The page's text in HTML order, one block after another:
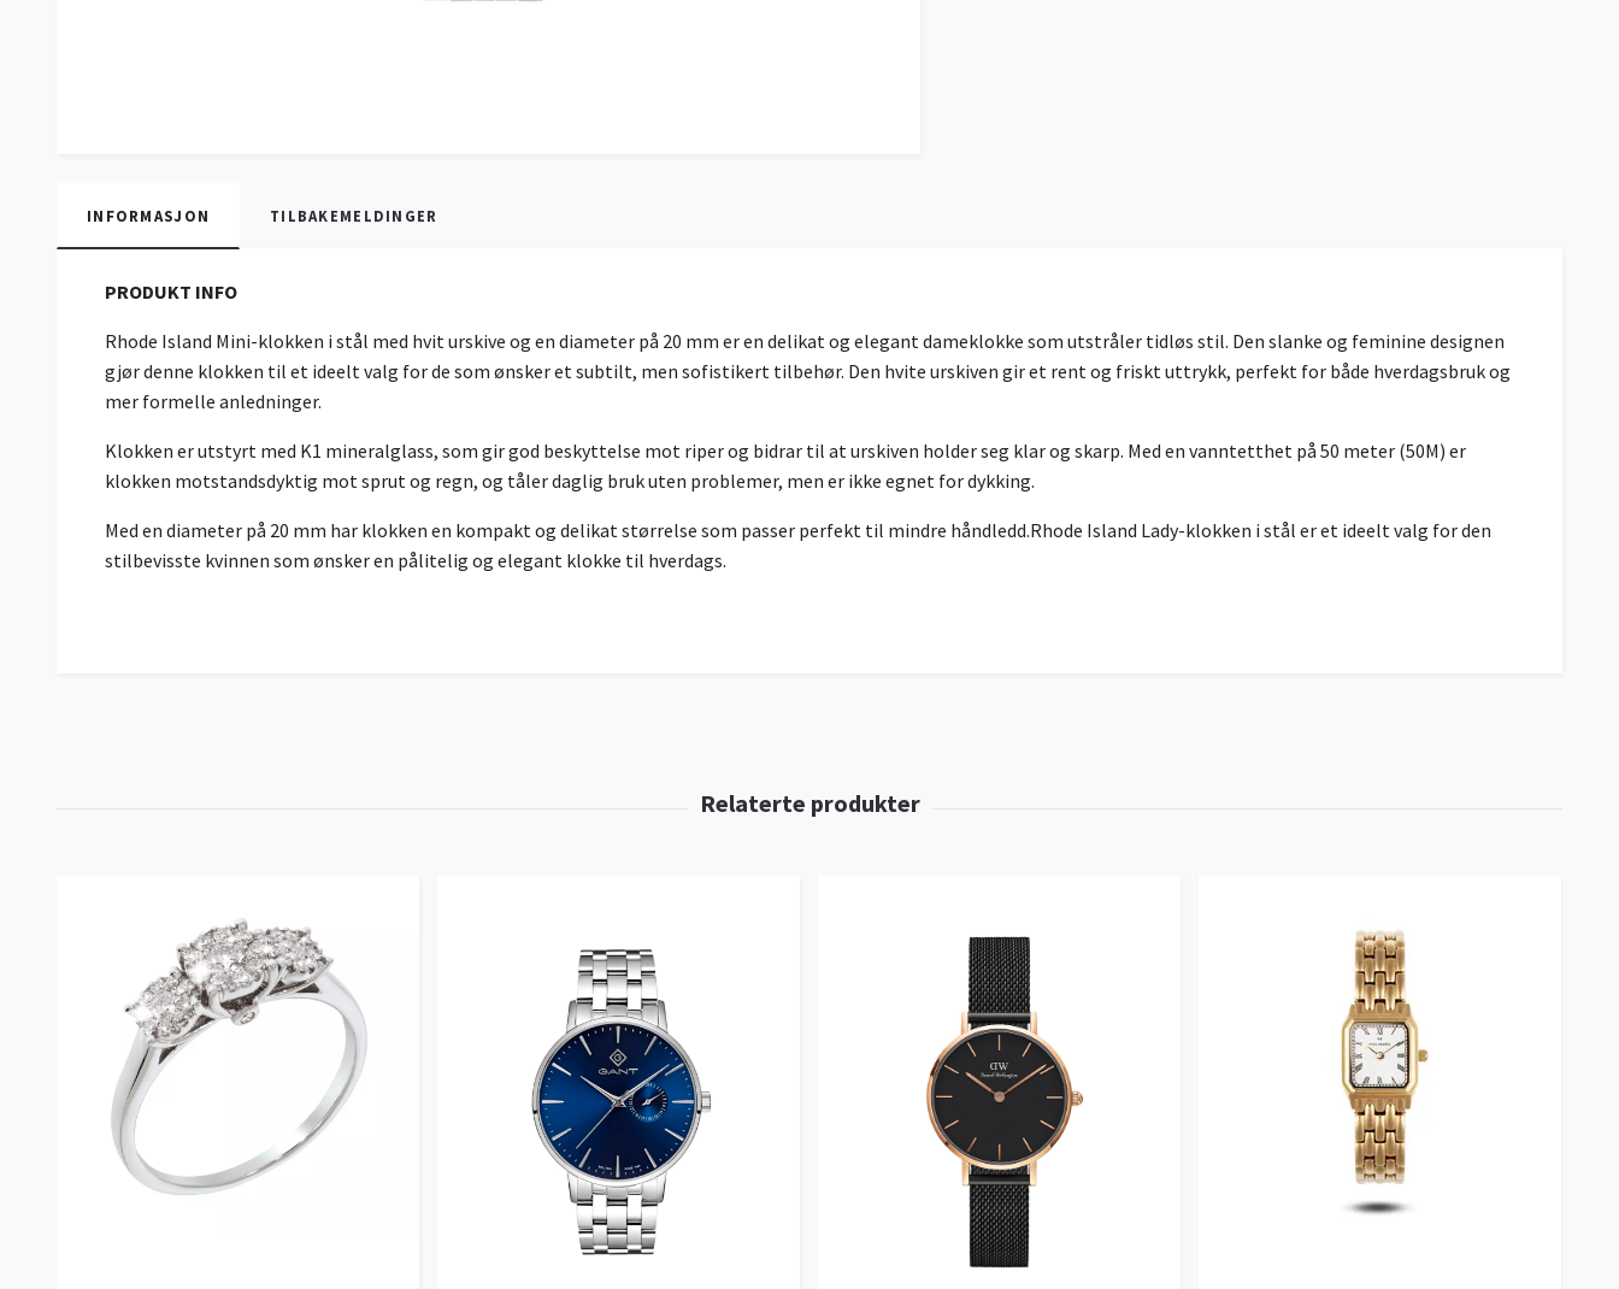
INFORMASJON TILBAKEMELDINGER
PRODUKT INFO
Rhode Island Mini-klokken i stål med hvit urskive og en diameter på 20 mm er en delikat og elegant dameklokke som utstråler tidløs stil. Den slanke og feminine designen
gjør denne klokken til et ideelt valg for de som ønsker et subtilt, men sofistikert tilbehør. Den hvite urskiven gir et rent og friskt uttrykk, perfekt for både hverdagsbruk og
mer formelle anledninger.
Klokken er utstyrt med K1 mineralglass, som gir god beskyttelse mot riper og bidrar til at urskiven holder seg klar og skarp. Med en vanntetthet på 50 meter (50M) er
klokken motstandsdyktig mot sprut og regn, og tåler daglig bruk uten problemer, men er ikke egnet for dykking.
Med en diameter på 20 mm har klokken en kompakt og delikat størrelse som passer perfekt til mindre håndledd.Rhode Island Lady-klokken i stål er et ideelt valg for den
stilbevisste kvinnen som ønsker en pålitelig og elegant klokke til hverdags.